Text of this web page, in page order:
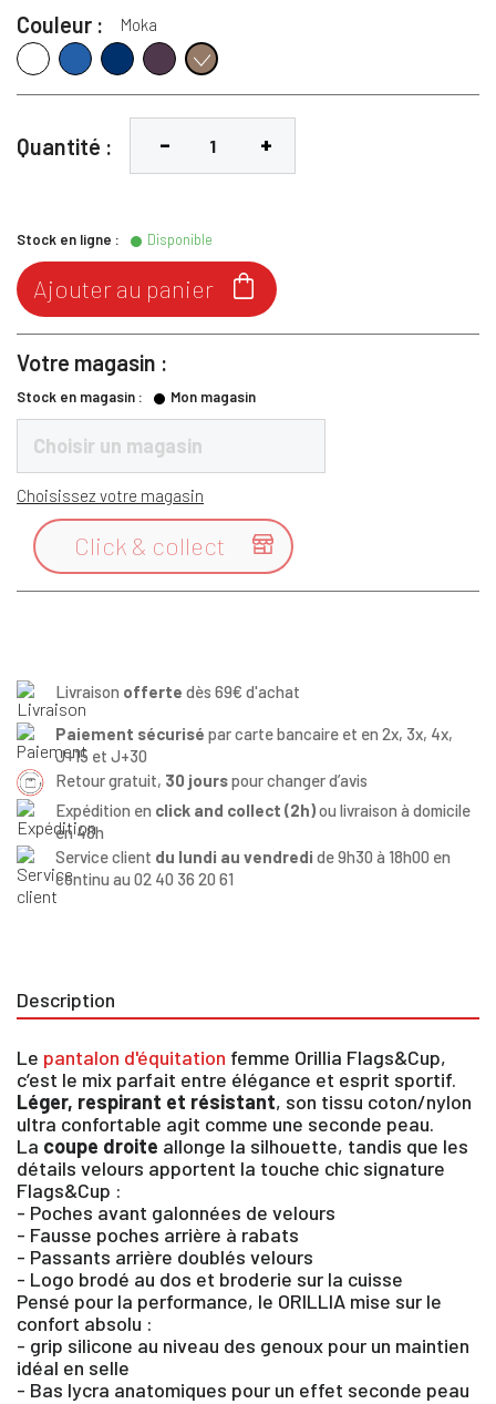
Couleur : Moka
Blanc Denim MarineMure Moka
Quantité :
Stock en ligne : Disponible

Ajouter au panier
Votre magasin :
Stock en magasin : Mon magasin
Choisir un magasin
Choisissez votre magasin

Click & collect
Livraison offerte dès 69€ d'achat
Paiement sécurisé par carte bancaire et en 2x, 3x, 4x,
J+15 et J+30
Retour gratuit, 30 jourspour changer d’avis
Expédition en click and collect (2h)ou livraison à domicile
en 48h
Service client du lundi au vendredi de 9h30 à 18h00 en
continu au 02 40 36 20 61
Description
Le pantalon d'équitation femme Orillia Flags&Cup,
c’est le mix parfait entre élégance et esprit sportif.
Léger, respirant et résistant, son tissu coton/nylon
ultra confortable agit comme une seconde peau.
La coupe droite allonge la silhouette, tandis que les
détails velours apportent la touche chic signature
Flags&Cup :
- Poches avant galonnées de velours
- Fausse poches arrière à rabats
- Passants arrière doublés velours
- Logo brodé au dos et broderie sur la cuisse
Pensé pour la performance, le ORILLIA mise sur le
confort absolu :
- grip silicone au niveau des genoux pour un maintien
idéal en selle
- Bas lycra anatomiques pour un effet seconde peau